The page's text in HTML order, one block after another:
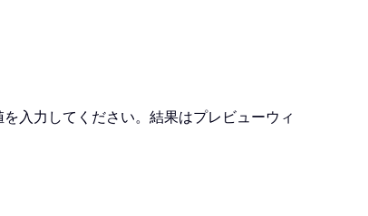
入力してください。結果はプレビューウィ